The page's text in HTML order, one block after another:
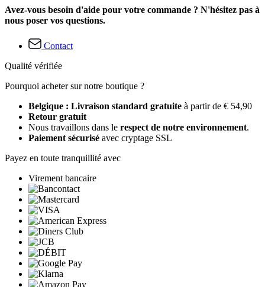
Avez-vous besoin d'aide pour votre commande ? N'hésitez pas à
nous poser vos questions.
Contact
Qualité vérifiée
Pourquoi acheter sur notre boutique ?
Belgique : Livraison standard gratuite à partir de € 54,90
Retour gratuit
Nous travaillons dans le respect de notre environnement.
Paiement sécurisé avec cryptage SSL
Payez en toute tranquillité avec
Virement bancaire